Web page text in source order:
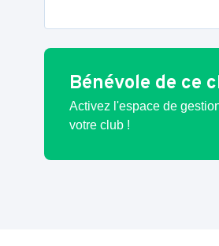
Bénévole de ce
Activez l'espace de
votre club !